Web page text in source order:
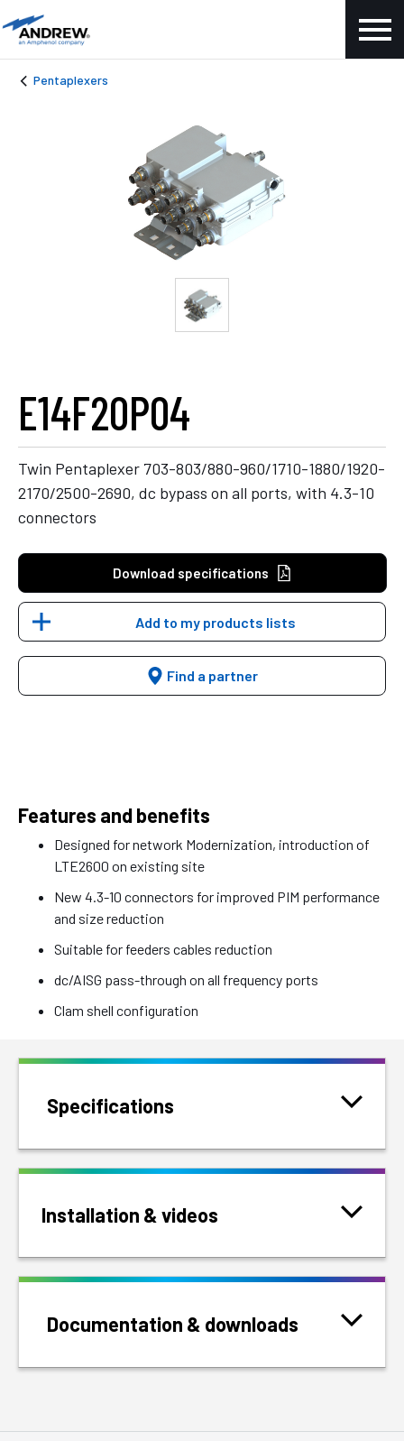
Pentaplexers
E14F20P04
Twin Pentaplexer 703-803/880-960/1710-1880/1920-
2170/2500-2690, dc bypass on all ports, with 4.3-10
connectors
Download specifications
Add to my products lists
Find a partner
Features and benefits
Designed for network Modernization, introduction of
LTE2600 on existing site
New 4.3-10 connectors for improved PIM performance
and size reduction
Suitable for feeders cables reduction
dc/AISG pass-through on all frequency ports
Clam shell configuration
Specifications
Installation & videos
Documentation & downloads